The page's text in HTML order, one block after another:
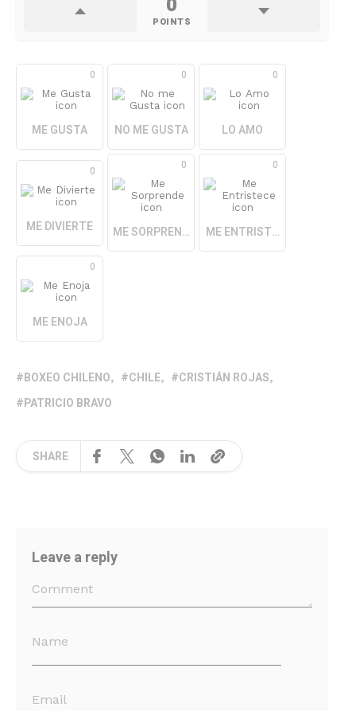
POINTS
0
ME GUSTA
0
NO ME GUSTA
0
LO AMO
0
ME DIVIERTE
0
ME SORPRENDE
0
ME ENTRISTECE
0
ME ENOJA
BOXEO CHILENO CHILE
CRISTIÁN ROJAS
PATRICIO BRAVO
SHARE
Leave a reply